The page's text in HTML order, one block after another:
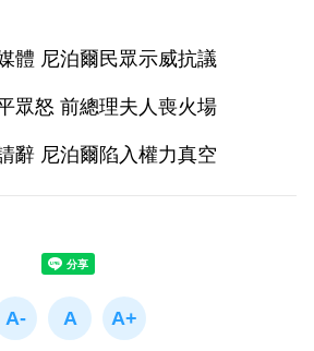
體 尼泊爾民眾示威抗議
眾怒 前總理夫人喪火場
辭 尼泊爾陷入權力真空